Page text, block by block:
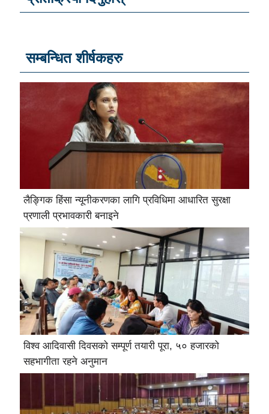
सम्बन्धित शीर्षकहरु
लैङ्गिक हिंसा न्यूनीकरणका लागि प्रविधिमा आधारित सुरक्षा
प्रणाली प्रभावकारी बनाइने
विश्व आदिवासी दिवसको सम्पूर्ण तयारी पूरा, ५० हजारको
सहभागीता रहने अनुमान